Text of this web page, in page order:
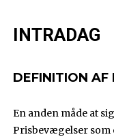
INTRADAG
DEFINITION AF
En anden måde at
Prisbevægelser